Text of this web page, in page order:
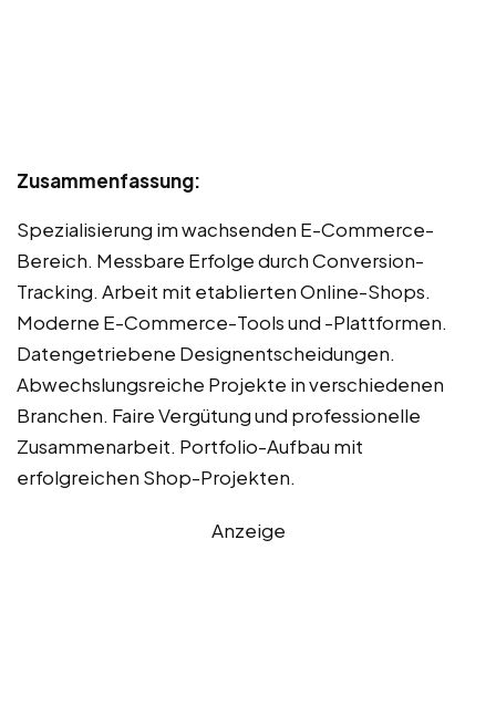
Zusammenfassung:
Spezialisierung im wachsenden E-Commerce-
Bereich. Messbare Erfolge durch Conversion-
Tracking. Arbeit mit etablierten Online-Shops.
Moderne E-Commerce-Tools und -Plattformen.
Datengetriebene Designentscheidungen.
Abwechslungsreiche Projekte in verschiedenen
Branchen. Faire Vergütung und professionelle
Zusammenarbeit. Portfolio-Aufbau mit
erfolgreichen Shop-Projekten.
Anzeige